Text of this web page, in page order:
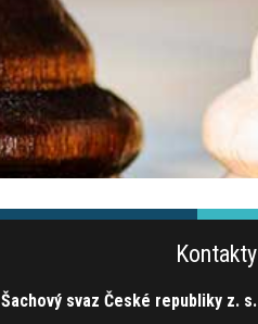
Kontakty
Šachový svaz České republiky z. s.